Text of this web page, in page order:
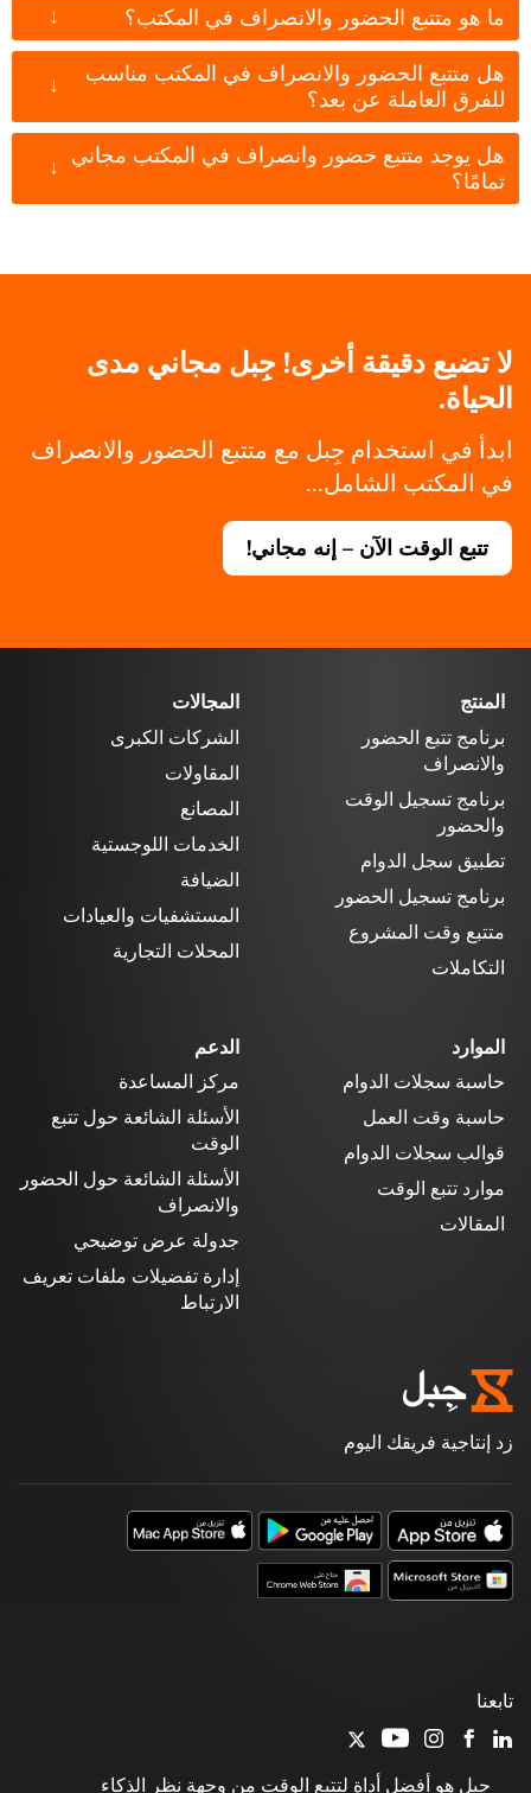
ما هو متتبع الحضور والانصراف في المكتب؟ ↓
هل متتبع الحضور والانصراف في المكتب مناسب
للفرق العاملة عن بعد؟
↓
هل يوجد متتبع حضور وانصراف في المكتب مجاني
تمامًا؟
↓
لا تضيع دقيقة أخرى! جِبل مجاني مدى
الحياة.
ابدأ في استخدام جِبل مع متتبع الحضور والانصراف
في المكتب الشامل...
تتبع الوقت الآن – إنه مجاني!
المنتج
برنامج تتبع الحضور
والانصراف
برنامج تسجيل الوقت
والحضور
تطبيق سجل الدوام
برنامج تسجيل الحضور
متتبع وقت المشروع
التكاملات
المجالات
الشركات الكبرى
المقاولات
المصانع
الخدمات اللوجستية
الضيافة
المستشفيات والعيادات
المحلات التجارية
الموارد
حاسبة سجلات الدوام
حاسبة وقت العمل
قوالب سجلات الدوام
موارد تتبع الوقت
المقالات
الدعم
مركز المساعدة
الأسئلة الشائعة حول تتبع
الوقت
الأسئلة الشائعة حول الحضور
والانصراف
جدولة عرض توضيحي
إدارة تفضيلات ملفات تعريف
الارتباط
زد إنتاجية فريقك اليوم
جِبل هو أفضل أداة لتتبع الوقت من وجهة نظر الذكاء
تابعنا